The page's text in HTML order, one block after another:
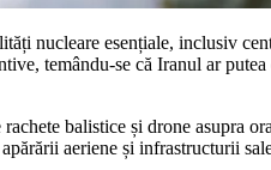
nucleare esențiale, inclusiv
temându-se că Iranul ar
balistice și drone asupra
aeriene și infrastructurii